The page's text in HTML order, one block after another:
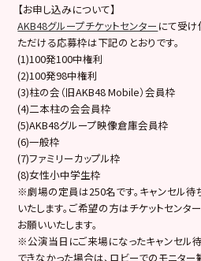
【お申し込みについて】
AKB48グループチケットセンター にて受け
ただける応募枠は下記のとおりです。
(1)100発100中権利
(2)100発98中権利
(3)柱の会（旧AKB48 Mobile）会員枠
(4)二本柱の会会員枠
(5)AKB48グループ映像倉庫会員枠
(6)一般枠
(7)ファミリーカップル枠
(8)女性小中学生枠
※劇場の定員は250名です。キャンセル
いたします。ご希望の方はチケットセン
お願いいたします。
※公演当日にご来場になったキャンセル
できなかった場合は、ロビーでのモニタ